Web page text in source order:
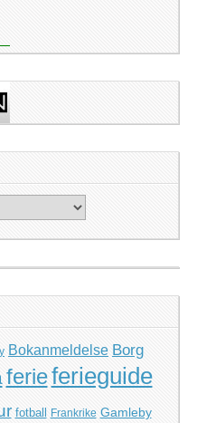
Bokanmeldelse Borg
ferieferieguide
fotball Frankrike Gamleby